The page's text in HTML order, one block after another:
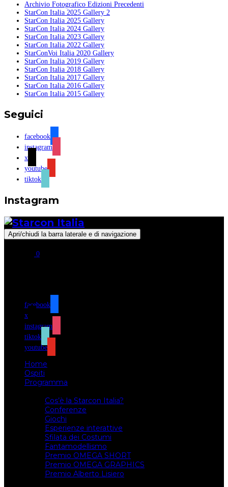
Archivio Fotografico Edizioni Precedenti
StarCon Italia 2025 Gallery 2
StarCon Italia 2025 Gallery
StarCon Italia 2024 Gallery
StarCon Italia 2023 Gallery
StarCon Italia 2022 Gallery
StarConVoi Italia 2020 Gallery
StarCon Italia 2019 Gallery
StarCon Italia 2018 Gallery
StarCon Italia 2017 Gallery
StarCon Italia 2016 Gallery
StarCon Italia 2015 Gallery
Seguici
facebook
instagram
x
youtube
tiktok
Instagram
Apri/chiudi la barra laterale e di navigazione
0
facebook
x
instagram
tiktok
youtube
Home
Ospiti
Programma
Cos’è la Starcon Italia?
Conferenze
Giochi
Esperienze interattive
Sfilata dei Costumi
Fantamodellismo
Premio OMEGA SHORT
Premio OMEGA GRAPHICS
Premio Alberto Lisiero